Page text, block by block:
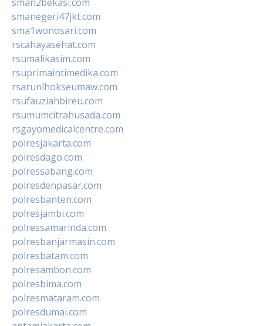
smanegeri47jkt.com
sma1wonosari.com
rscahayasehat.com
rsumalikasim.com
rsuprimaintimedika.com
rsarunlhokseumaw.com
rsufauziahbireu.com
rsumumcitrahusada.com
rsgayomedicalcentre.com
polresjakarta.com
polresdago.com
polressabang.com
polresdenpasar.com
polresbanten.com
polresjambi.com
polressamarinda.com
polresbanjarmasin.com
polresbatam.com
polresambon.com
polresbima.com
polresmataram.com
polresdumai.com